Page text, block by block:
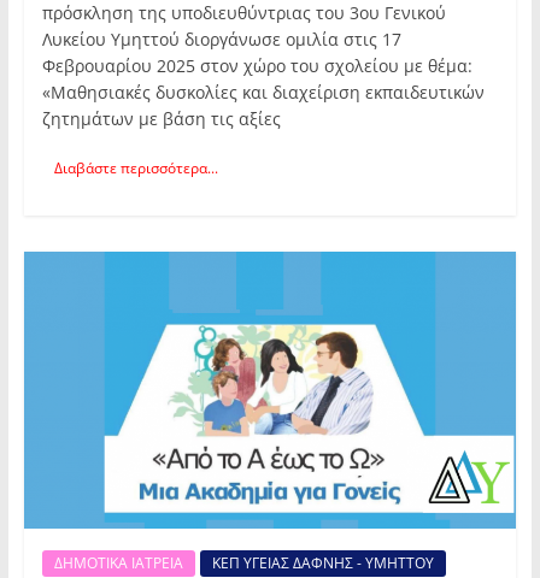
πρόσκληση της υποδιευθύντριας του 3ου Γενικού
Λυκείου Υμηττού διοργάνωσε ομιλία στις 17
Φεβρουαρίου 2025 στον χώρο του σχολείου με θέμα:
«Μαθησιακές δυσκολίες και διαχείριση εκπαιδευτικών
ζητημάτων με βάση τις αξίες
Διαβάστε περισσότερα...
ΔΗΜΟΤΙΚΑ ΙΑΤΡΕΙΑ ΚΕΠ ΥΓΕΙΑΣ ΔΑΦΝΗΣ - ΥΜΗΤΤΟΥ